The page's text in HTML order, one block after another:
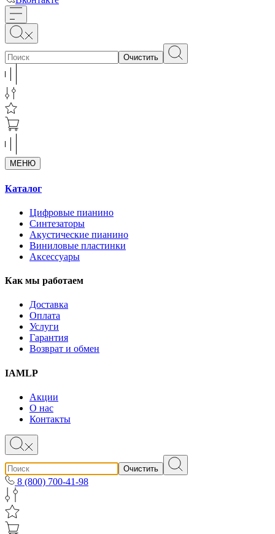
Очистить
МЕНЮ
Каталог
Цифровые пианино
Синтезаторы
Акустические пианино
Виниловые пластинки
Аксессуары
Как мы работаем
Доставка
Оплата
Услуги
Гарантия
Возврат и обмен
IAMLP
Акции
О нас
Контакты
Очистить
8 (800) 700-41-98